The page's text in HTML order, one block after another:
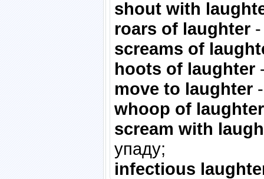
shout with
roars of laughter
screams of
hoots of laughter
move to laughter
whoop of
scream with
упаду;
infectious